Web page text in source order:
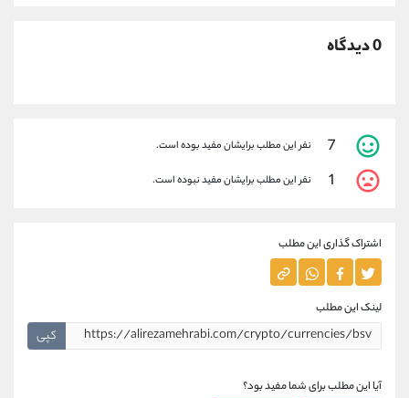
0 دیدگاه
7 نفر این مطلب برایشان مفید بوده است.
1 نفر این مطلب برایشان مفید نبوده است.
اشتراک گذاری این مطلب
لینک این مطلب
کپی
آیا این مطلب برای شما مفید بود؟